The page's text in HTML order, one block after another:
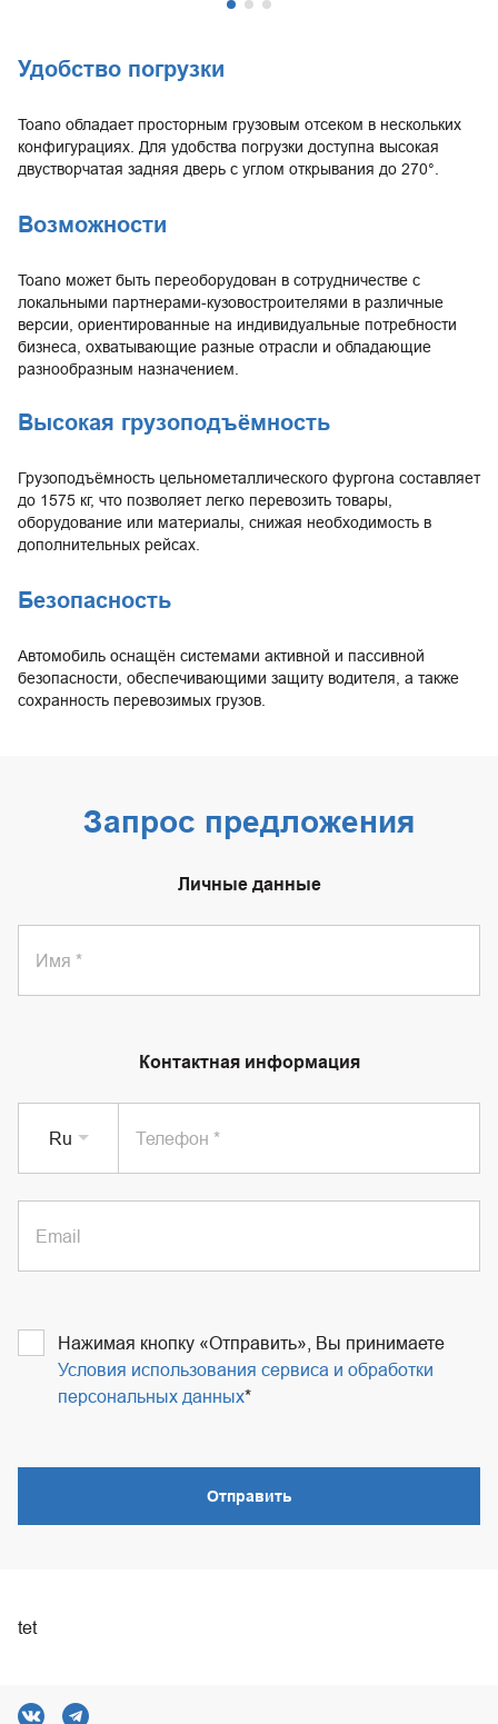
Удобство погрузки
Toano обладает просторным грузовым отсеком в нескольких
конфигурациях. Для удобства погрузки доступна высокая
двустворчатая задняя дверь с углом открывания до 270°.
Возможности
Toano может быть переоборудован в сотрудничестве с
локальными партнерами-кузовостроителями в различные
версии, ориентированные на индивидуальные потребности
бизнеса, охватывающие разные отрасли и обладающие
разнообразным назначением.
Высокая грузоподъёмность
Грузоподъёмность цельнометаллического фургона составляет
до 1575 кг, что позволяет легко перевозить товары,
оборудование или материалы, снижая необходимость в
дополнительных рейсах.
Безопасность
Автомобиль оснащён системами активной и пассивной
безопасности, обеспечивающими защиту водителя, а также
сохранность перевозимых грузов.
Запрос предложения
Личные данные
Имя
Контактная информация
Ru Телефон
Email
Нажимая кнопку «Отправить», Вы принимаете
Условия использования сервиса и обработки
персональных данных
Отправить
tet